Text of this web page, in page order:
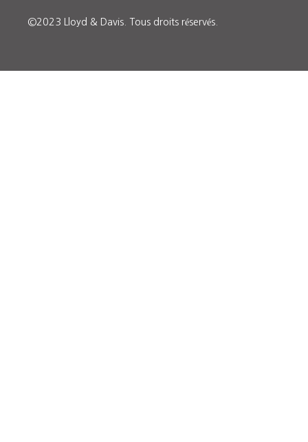
©2023 Lloyd & Davis. Tous droits réservés